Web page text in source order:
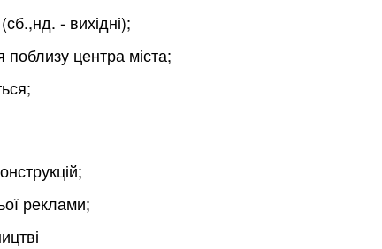
- вихідні);
центра міста;
реклами;